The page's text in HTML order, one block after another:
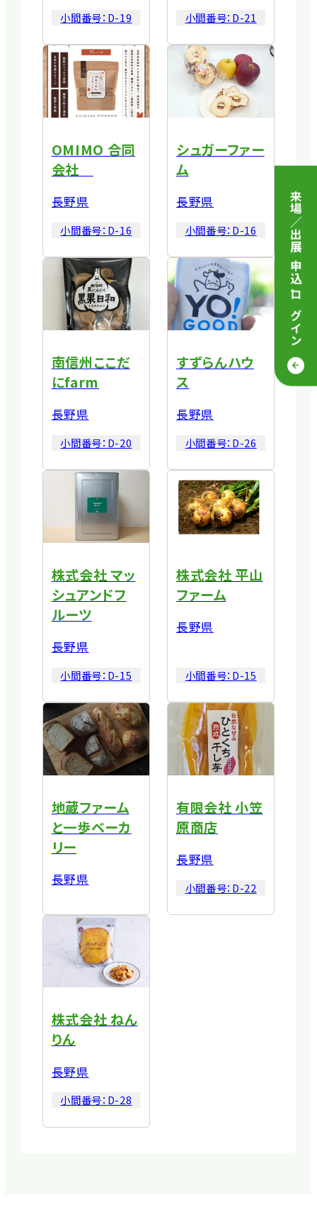
来場／出展 申込
・
ログイン
小間番号： D-19 小間番号： D-21
OMIMO 合同
会社
長野県
小間番号： D-16
シュガーファー
ム
長野県
小間番号： D-16
南信州ここだ
にfarm
長野県
小間番号： D-20
すずらんハウ
ス
長野県
小間番号： D-26
株式会社 マッ
シュアンドフ
ルーツ
長野県
小間番号： D-15
株式会社 平山
ファーム
長野県
小間番号： D-15
地蔵ファーム
と一歩ベーカ
リー
長野県
有限会社 小笠
原商店
長野県
小間番号： D-22
株式会社 ねん
りん
長野県
小間番号： D-28